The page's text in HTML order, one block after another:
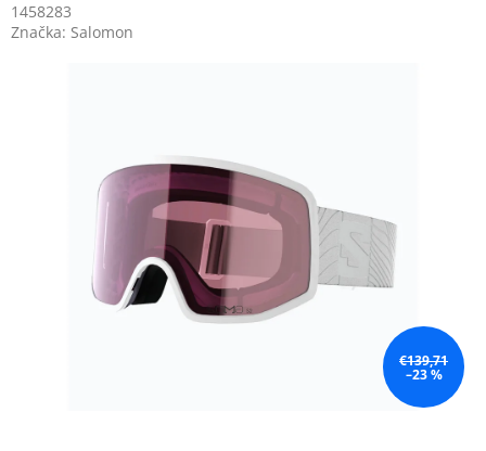
1458283
Značka: Salomon
€139,71
–23 %